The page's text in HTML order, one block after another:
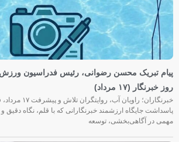
پیام تبریک محسن رضوانی، رئیس فدراسیون
روز خبرنگار (۱۷ مرداد)
خبرنگاران؛ راویان آب،
پاسداشت جایگاه ارزشمند خبرنگارانی که با قلم، نگاه
مهمی در آگاهی‌بخشی، توسعه